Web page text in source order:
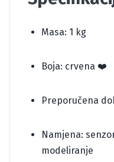
Masa: 1 kg
Boja: crvena ❤️
Preporučena
Namjena:
modeliranje